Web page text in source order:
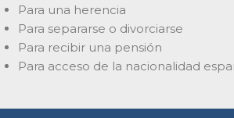
Para una herencia
Para separarse o divorciarse
Para recibir una pensión
Para acceso de la nacionalidad